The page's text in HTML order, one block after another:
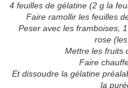
4 feuilles de gélatine (2 g la
Faire ramollir les feuilles
Peser avec les framboises,
rose
Mettre les fruits
Faire
Et dissoudre la gélatine
la